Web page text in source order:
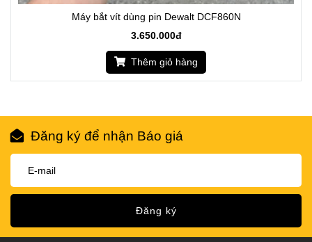
Máy bắt vít dùng pin Dewalt DCF860N
3.650.000đ
Thêm giỏ hàng
Đăng ký để nhận Báo giá
Đăng ký